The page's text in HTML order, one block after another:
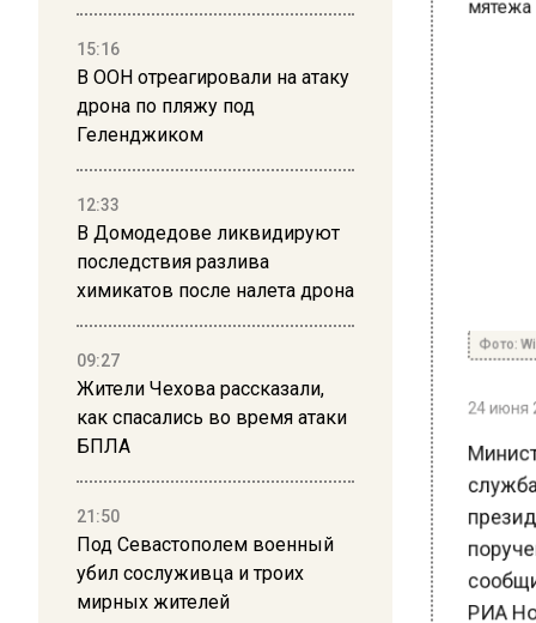
15:16
В ООН отреагировали на атаку
дрона по пляжу под
Геленджиком
12:33
В Домодедове ликвидируют
последствия разлива
химикатов после налета дрона
09:27
Жители Чехова рассказали,
как спасались во время атаки
БПЛА
21:50
Под Севастополем военный
убил сослуживца и троих
мирных жителей
Фото:
РИА